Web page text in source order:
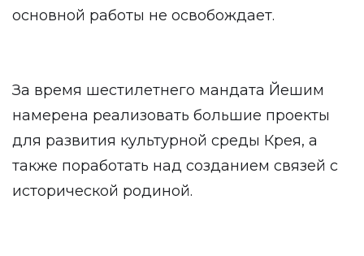
основной работы не освобождает.
За время шестилетнего мандата Йешим
намерена реализовать большие проекты
для развития культурной среды Крея, а
также поработать над созданием связей с
исторической родиной.